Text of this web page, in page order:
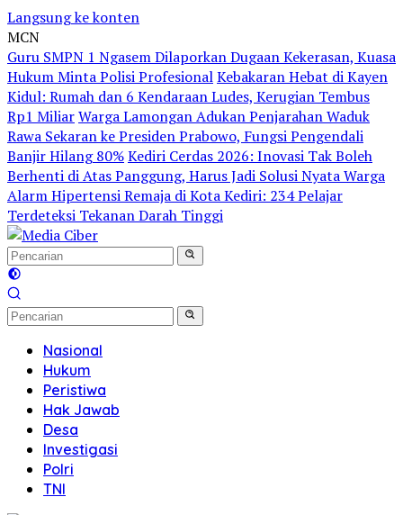
Langsung ke konten
MCN
Guru SMPN 1 Ngasem Dilaporkan Dugaan Kekerasan, Kuasa
Hukum Minta Polisi ProfesionalKebakaran Hebat di Kayen
Kidul: Rumah dan 6 Kendaraan Ludes, Kerugian Tembus
Rp1 MiliarWarga Lamongan Adukan Penjarahan Waduk
Rawa Sekaran ke Presiden Prabowo, Fungsi Pengendali
Banjir Hilang 80%Kediri Cerdas 2026: Inovasi Tak Boleh
Berhenti di Atas Panggung, Harus Jadi Solusi Nyata Warga
Alarm Hipertensi Remaja di Kota Kediri: 234 Pelajar
Terdeteksi Tekanan Darah Tinggi
Nasional
Hukum
Peristiwa
Hak Jawab
Desa
Investigasi
Polri
TNI